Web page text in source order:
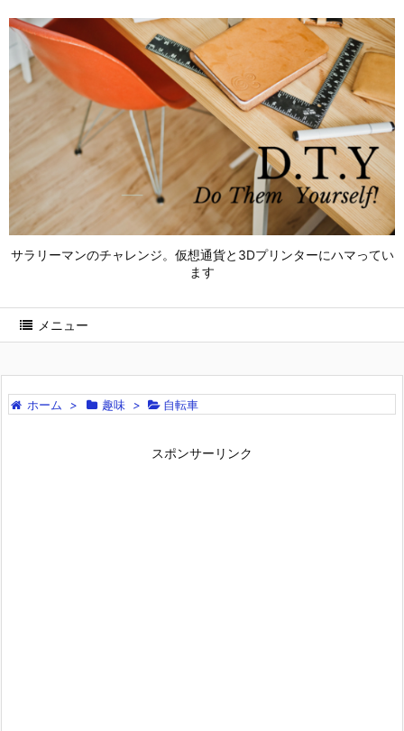
サラリーマンのチャレンジ。仮想通貨と3Dプリンターにハマってい
ます
メニュー
ホーム > 趣味 > 自転車
スポンサーリンク